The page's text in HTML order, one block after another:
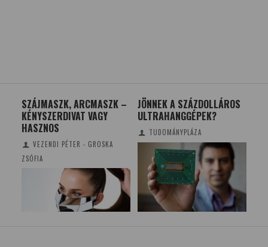
SZÁJMASZK, ARCMASZK –
KÉNYSZERDIVAT VAGY
HASZNOS
VEZENDI PÉTER - GROSKA
ZSÓFIA
JÖNNEK A SZÁZDOLLÁROS
ULTRAHANGGÉPEK?
TUDOMÁNYPLÁZA